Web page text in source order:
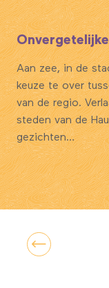
Aan zee, in de
keuze te over
van de regio.
steden van de
gezichten…
10 terrassen